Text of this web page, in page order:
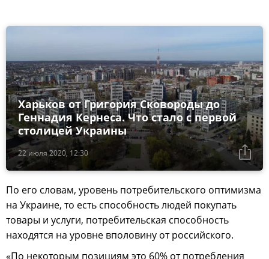
22 июля 2020, 12:30
Харьков от Григория Сковороды до
Геннадия Кернеса. Что стало с первой
столицей Украины
По его словам, уровень потребительского оптимизма
на Украине, то есть способность людей покупать
товары и услуги, потребительская способность
находятся на уровне вполовину от российского.
«По некоторым позициям это 60% от потребления